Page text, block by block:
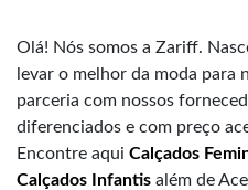
Olá! Nós somos a Zariff.
levar o melhor da moda para
parceria com nossos
diferenciados e com preço
Encontre aqui Calçados
Calçados Infantis além de